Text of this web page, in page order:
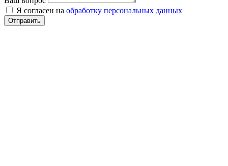
Я согласен на обработку персональных данных
Отправить